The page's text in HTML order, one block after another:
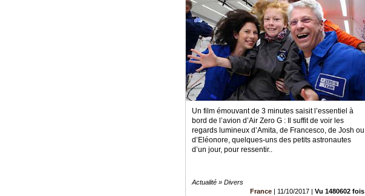
Un film émouvant de 3 minutes saisit l’essentiel à
bord de l’avion d’Air Zero G : Il suffit de voir les
regards lumineux d’Amita, de Francesco, de Josh ou
d’Eléonore, quelques-uns des petits astronautes
d’un jour, pour ressentir..
Actualité » Divers
France | 11/10/2017 |Vu 1480602 fois